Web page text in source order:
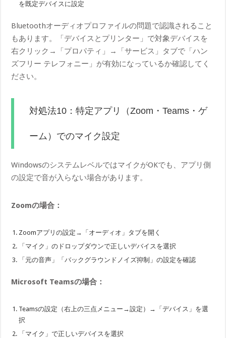
を既定デバイスに設定
Bluetoothオーディオプロファイルの問題で認識されること
もあります。「デバイスとプリンター」で対象デバイスを
右クリック→「プロパティ」→「サービス」タブで「ハン
ズフリー テレフォニー」が有効になっているか確認してく
ださい。
対処法10：特定アプリ（Zoom・Teams・ゲ
ーム）でのマイク設定
WindowsのシステムレベルではマイクがOKでも、アプリ側
の設定で音が入らない場合があります。
Zoomの場合：
Zoomアプリの設定→「オーディオ」タブを開く
「マイク」のドロップダウンで正しいデバイスを選択
「元の音声」「バックグラウンドノイズ抑制」の設定を確認
Microsoft Teamsの場合：
Teamsの設定（右上の三点メニュー→設定）→「デバイス」を選
択
「マイク」で正しいデバイスを選択